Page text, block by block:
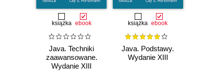
książka ebook
Java. Techniki
zaawansowane.
Wydanie XIII
książka ebook
Java. Podstawy.
Wydanie XIII